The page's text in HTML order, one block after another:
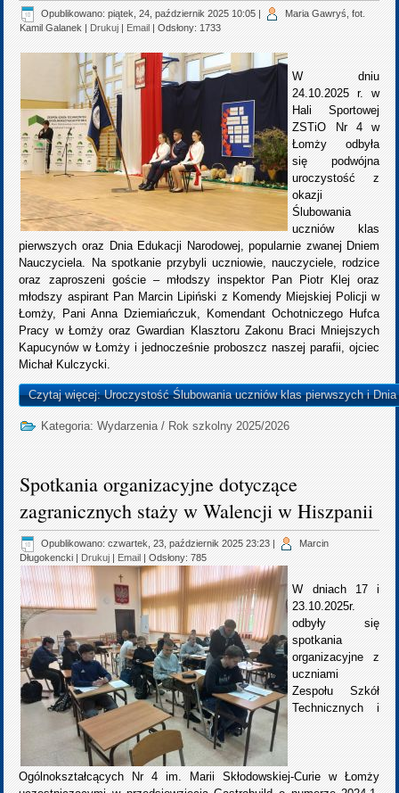
Opublikowano: piątek, 24, październik 2025 10:05
Maria Gawryś, fot.
Kamil Galanek
Drukuj Email | Odsłony: 1733
W dniu
24.10.2025 r. w
Hali Sportowej
ZSTiO Nr 4 w
Łomży odbyła
się podwójna
uroczystość z
okazji
Ślubowania
uczniów klas
pierwszych oraz Dnia Edukacji Narodowej, popularnie zwanej Dniem
Nauczyciela. Na spotkanie przybyli uczniowie, nauczyciele, rodzice
oraz zaproszeni goście – młodszy inspektor Pan Piotr Klej oraz
młodszy aspirant Pan Marcin Lipiński z Komendy Miejskiej Policji w
Łomży, Pani Anna Dziemiańczuk, Komendant Ochotniczego Hufca
Pracy w Łomży oraz Gwardian Klasztoru Zakonu Braci Mniejszych
Kapucynów w Łomży i jednocześnie proboszcz naszej parafii, ojciec
Michał Kulczycki.
Czytaj więcej: Uroczystość Ślubowania uczniów klas pierwszych i
Kategoria:Wydarzenia / Rok szkolny 2025/2026
Spotkania organizacyjne dotyczące
zagranicznych staży w Walencji w Hiszpanii
Opublikowano: czwartek, 23, październik 2025 23:23
Marcin
Długokencki
Drukuj Email | Odsłony: 785
W dniach 17 i
23.10.2025r.
odbyły się
spotkania
organizacyjne z
uczniami
Zespołu Szkół
Technicznych i
Ogólnokształcących Nr 4 im. Marii Skłodowskiej-Curie w Łomży